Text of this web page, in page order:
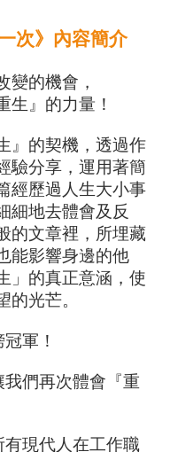
次》 內容簡介
變的機會，
生』的力量！
』的契機，透過作
驗分享，運用著簡
經歷過人生大小事
細地去體會及反
的文章裡，所埋藏
能影響身邊的他
」的真正意涵，使
光芒。
軍！
們再次體會『重
有現代人在工作職